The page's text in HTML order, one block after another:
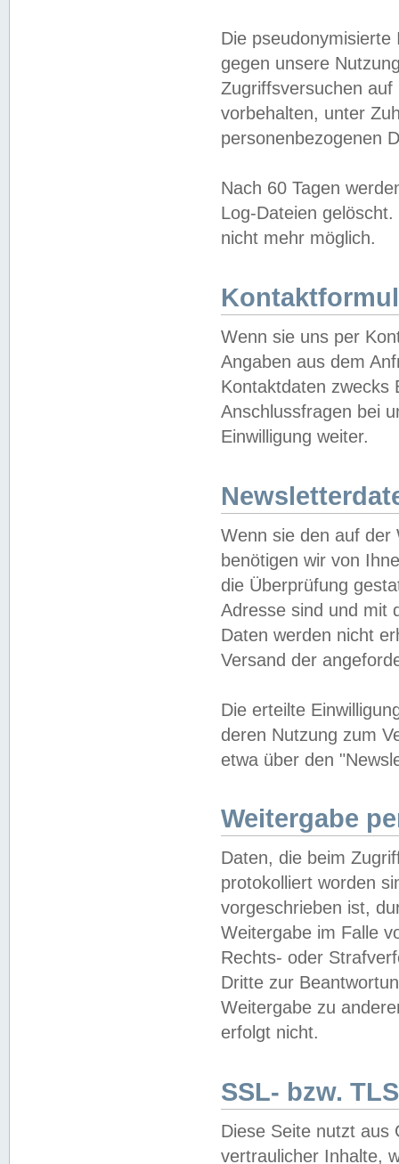
Die
gegen unsere
Zugriffsversuchen
vorbehalten, unter
personenbezogenen
Nach 60 Tagen
Log-Dateien
nicht mehr möglich.
Wenn sie uns per
Angaben aus dem
Kontaktdaten zwecks
Anschlussfragen bei
Einwilligung weiter.
Wenn sie den auf der
benötigen wir von
die Überprüfung
Adresse sind und mit
Daten werden nicht
Versand der
Die erteilte
deren Nutzung zum
etwa über den
Weitergabe
Daten, die beim
protokolliert worden
vorgeschrieben ist,
Weitergabe im Falle
Rechts- oder
Dritte zur
Weitergabe zu
erfolgt nicht.
SSL- bzw.
Diese Seite nutzt aus
vertraulicher Inhalte,